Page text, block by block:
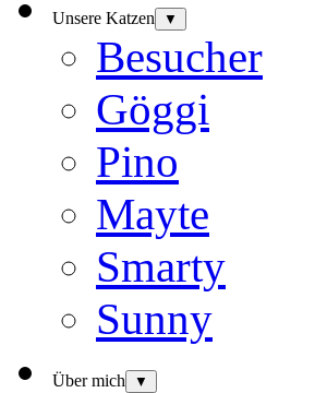
Unsere Katzen ▼
Besucher
Göggi
Pino
Mayte
Smarty
Sunny
Über mich ▼